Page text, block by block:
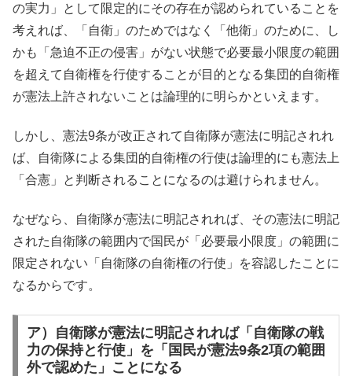
の実力」として限定的にその存在が認められていることを
考えれば、「自衛」のためではなく「他衛」のために、し
かも「急迫不正の侵害」がない状態で必要最小限度の範囲
を超えて自衛権を行使することが目的となる集団的自衛権
が憲法上許されないことは論理的に明らかといえます。
しかし、憲法9条が改正されて自衛隊が憲法に明記されれ
ば、自衛隊による集団的自衛権の行使は論理的にも憲法上
「合憲」と判断されることになるのは避けられません。
なぜなら、自衛隊が憲法に明記されれば、その憲法に明記
された自衛隊の範囲内で国民が「必要最小限度」の範囲に
限定されない「自衛隊の自衛権の行使」を容認したことに
なるからです。
ア）自衛隊が憲法に明記されれば「自衛隊の戦
力の保持と行使」を「国民が憲法9条2項の範囲
外で認めた」ことになる